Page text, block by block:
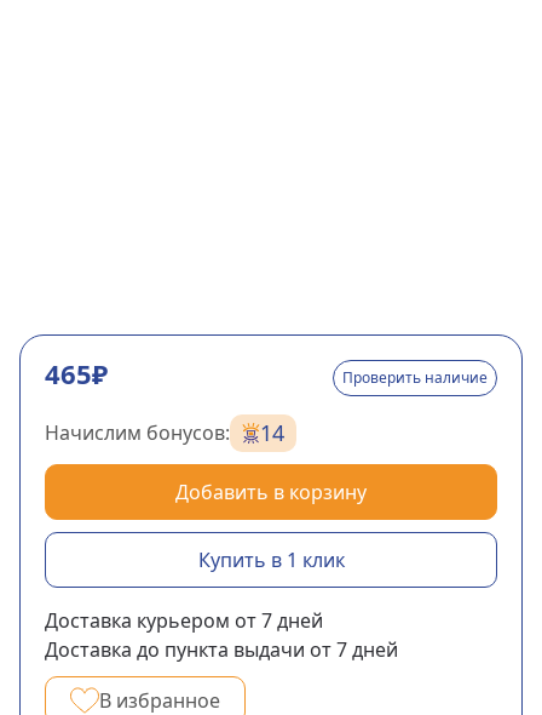
465₽ Проверить наличие
Начислим бонусов: 14
Добавить в корзину
Купить в 1 клик
Доставка курьером от 7дней
Доставка до пункта выдачи от 7дней
В избранное